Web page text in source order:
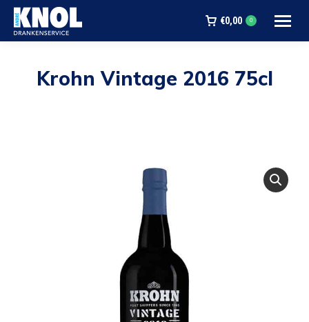
€0,00 0
Krohn Vintage 2016 75cl